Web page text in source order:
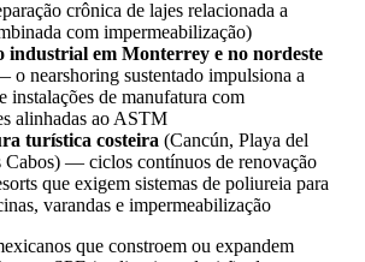
crônica de lajes relacionada a
com impermeabilização)
industrial em Monterrey e no nordeste
o nearshoring sustentado impulsiona a
instalações de manufatura com
alinhadas ao ASTM
turística costeira (Cancún, Playa del
Cabos) — ciclos contínuos de renovação
que exigem sistemas de poliureia para
varandas e impermeabilização
que constroem ou expandem